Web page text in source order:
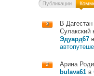
Публикации
3
В
Сулакский
Эдуард67в
2
Арина
bulava61в